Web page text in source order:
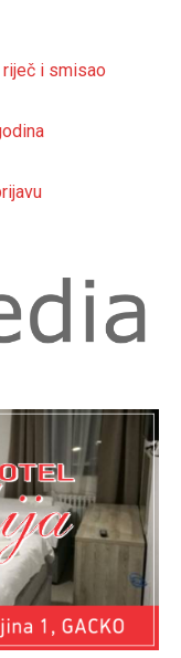
i smisao